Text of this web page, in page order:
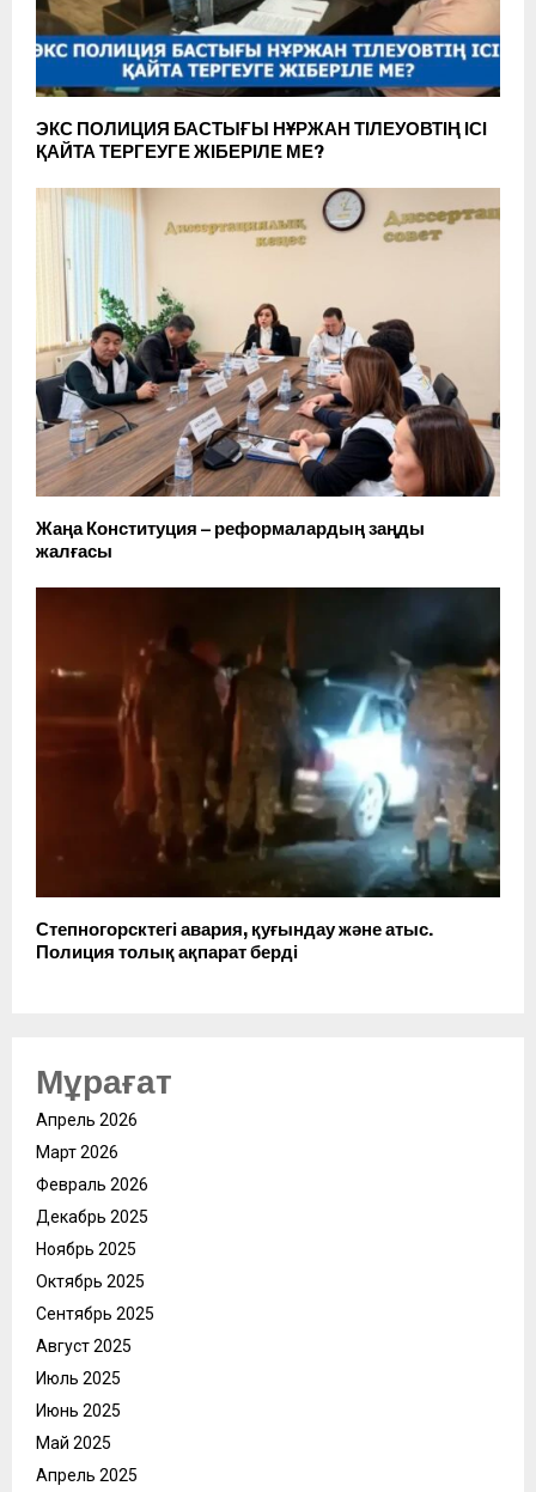
ЭКС ПОЛИЦИЯ БАСТЫҒЫ НҰРЖАН ТІЛЕУОВТІҢ ІСІ
ҚАЙТА ТЕРГЕУГЕ ЖІБЕРІЛЕ МЕ?
Жаңа Конституция – реформалардың заңды
жалғасы
Степногорсктегі авария, қуғындау және атыс.
Полиция толық ақпарат берді
Мұрағат
Апрель 2026
Март 2026
Февраль 2026
Декабрь 2025
Ноябрь 2025
Октябрь 2025
Сентябрь 2025
Август 2025
Июль 2025
Июнь 2025
Май 2025
Апрель 2025